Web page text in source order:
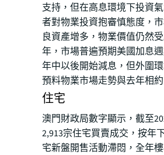
支持，但在高息環境下投資
者對物業投資抱審慎態度，
良資產增多，物業價值仍然
年，市場普遍預期美國加息
年中以後開始減息，但外圍
預料物業市場走勢與去年相約
住宅
澳門財政局數字顯示，截至
2,913宗住宅買賣成交，按年
宅新盤開售活動滯悶，全年